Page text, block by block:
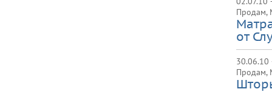
Продам,
от
30.06.10
Продам,